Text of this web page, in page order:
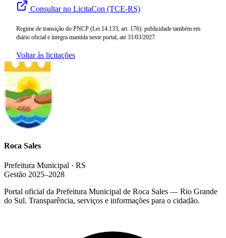
Consultar no LicitaCon (TCE-RS)
Regime de transição do PNCP (Lei 14.133, art. 176): publicidade também em
diário oficial e íntegra mantida neste portal, até 31/03/2027.
Voltar às licitações
Roca Sales
Prefeitura Municipal · RS
Gestão 2025–2028
Portal oficial da Prefeitura Municipal de Roca Sales — Rio Grande
do Sul. Transparência, serviços e informações para o cidadão.